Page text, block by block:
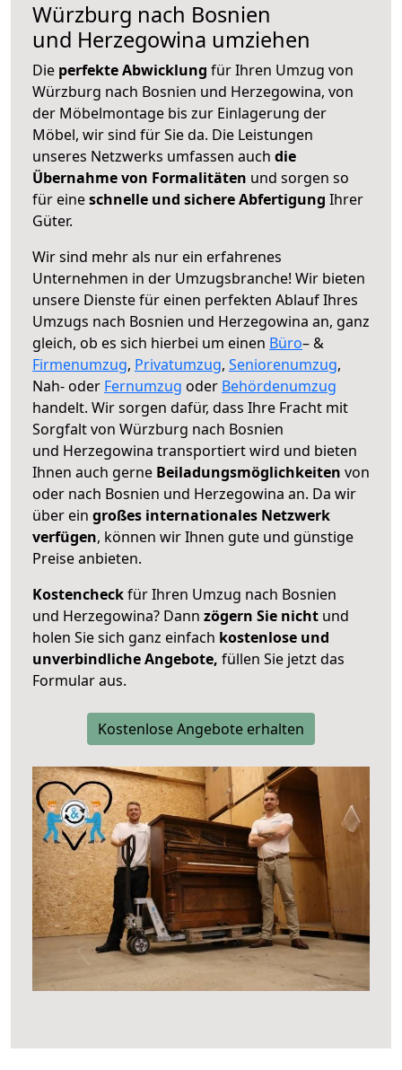
Würzburg nach Bosnien
und Herzegowina umziehen
Die perfekte Abwicklung für Ihren Umzug von
Würzburg nach Bosnien und Herzegowina, von
der Möbelmontage bis zur Einlagerung der
Möbel, wir sind für Sie da. Die Leistungen
unseres Netzwerks umfassen auch die
Übernahme von Formalitäten und sorgen so
für eineschnelle und sichere Abfertigung Ihrer
Güter.
Wir sind mehr als nur ein erfahrenes
Unternehmen in der Umzugsbranche! Wir bieten
unsere Dienste für einen perfekten Ablauf Ihres
Umzugs nach Bosnien und Herzegowina an, ganz
gleich, ob es sich hierbei um einen Büro– &
Firmenumzug, Privatumzug, Seniorenumzug,
Nah- oder Fernumzug oder Behördenumzug
handelt. Wir sorgen dafür, dass Ihre Fracht mit
Sorgfalt von Würzburg nach Bosnien
und Herzegowina transportiert wird und bieten
Ihnen auch gerne Beiladungsmöglichkeiten von
oder nach Bosnien und Herzegowina an. Da wir
über ein großes internationales Netzwerk
verfügen, können wir Ihnen gute und günstige
Preise anbieten.
Kostencheckfür Ihren Umzug nach Bosnien
und Herzegowina? Dann zögern Sie nicht und
holen Sie sich ganz einfach kostenlose und
unverbindliche Angebote, füllen Sie jetzt das
Formular aus.
Kostenlose Angebote erhalten